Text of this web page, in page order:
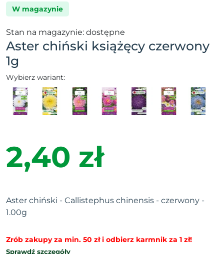
W magazynie
Stan na magazynie: dostępne
Aster chiński książęcy czerwony
1g
Wybierz wariant:
2,40 zł
Aster chiński - Callistephus chinensis - czerwony -
1.00g
Zrób zakupy za min. 50 zł i odbierz karmnik za 1 zł!
Sprawdź szczegóły